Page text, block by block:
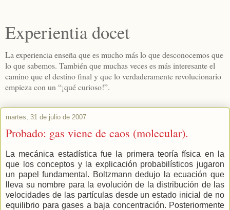
Experientia docet
La experiencia enseña que es mucho más lo que desconocemos que
lo que sabemos. También que muchas veces es más interesante el
camino que el destino final y que lo verdaderamente revolucionario
empieza con un “¡qué curioso!”.
martes, 31 de julio de 2007
Probado: gas viene de caos (molecular).
La mecánica estadística fue la primera teoría física en la
que los conceptos y la explicación probabilísticos jugaron
un papel fundamental. Boltzmann dedujo la ecuación que
lleva su nombre para la evolución de la distribución de las
velocidades de las partículas desde un estado inicial de no
equilibrio para gases a baja concentración. Posteriormente